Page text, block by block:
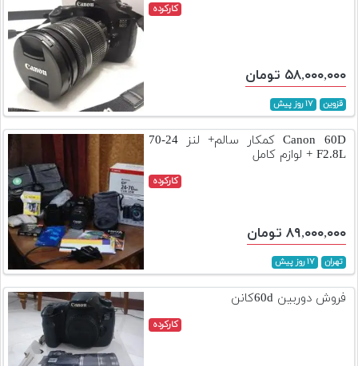
کارکرده
۵۸,۰۰۰,۰۰۰ تومان
قزوین ۱۷ روز پیش
Canon 60D کمکار سالم+ لنز 24-70
F2.8L + لوازم کامل
کارکرده
۸۹,۰۰۰,۰۰۰ تومان
تهران ۱۷ روز پیش
فروش دوربین 60dکانن
کارکرده